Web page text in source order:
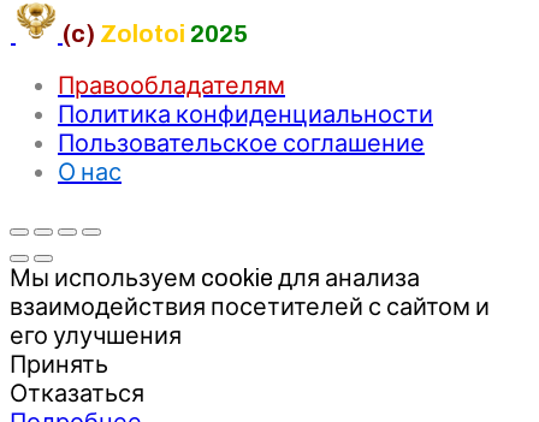
(c) Zolotoi 2025
Правообладателям
Политика конфиденциальности
Пользовательское соглашение
О нас
Мы используем cookie для анализа
взаимодействия посетителей с сайтом и
его улучшения
Принять
Отказаться